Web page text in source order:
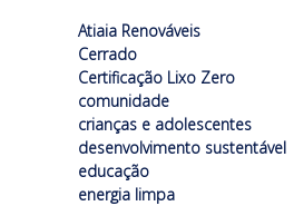
Atiaia Renováveis
Cerrado
Certificação Lixo Zero
comunidade
crianças e adolescentes
desenvolvimento sustentável
educação
energia limpa